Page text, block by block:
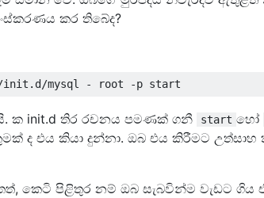
කර තිබේද?
ක init.d තිර රචනය පමණක් ගනී start හෝ
ද එය කියා දුන්නා. ඔබ එය කිරීමට
කෙටි පිළිතුර නම් ඔබ සැබවින්ම වැඩට ගිය